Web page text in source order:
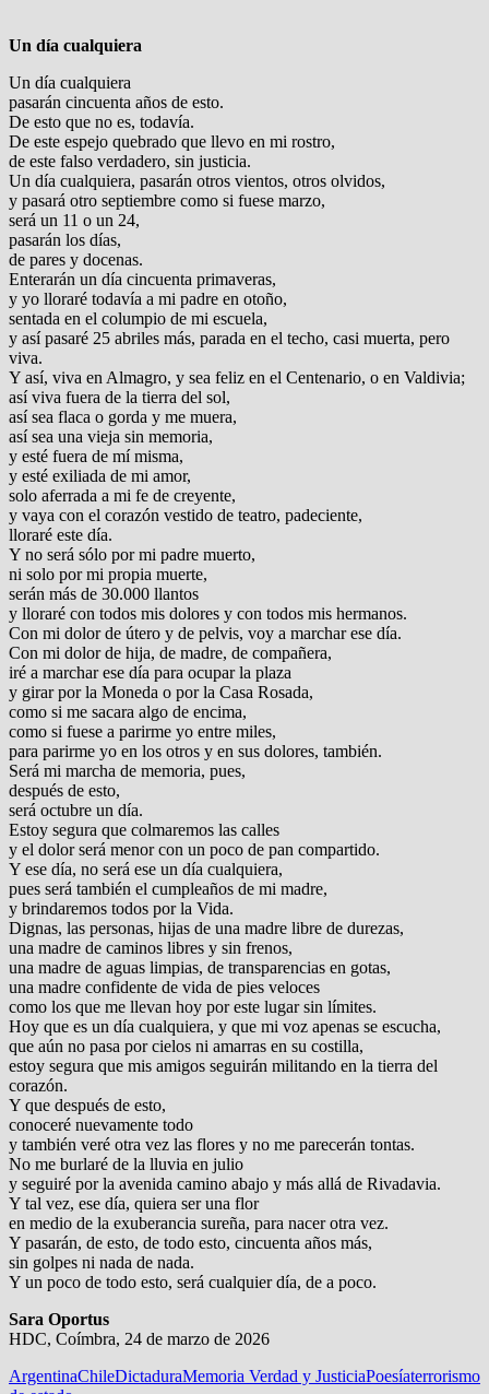
Un día cualquiera
Un día cualquiera
pasarán cincuenta años de esto.
De esto que no es, todavía.
De este espejo quebrado que llevo en mi rostro,
de este falso verdadero, sin justicia.
Un día cualquiera, pasarán otros vientos, otros olvidos,
y pasará otro septiembre como si fuese marzo,
será un 11 o un 24,
pasarán los días,
de pares y docenas.
Enterarán un día cincuenta primaveras,
y yo lloraré todavía a mi padre en otoño,
sentada en el columpio de mi escuela,
y así pasaré 25 abriles más, parada en el techo, casi muerta, pero
viva.
Y así, viva en Almagro, y sea feliz en el Centenario, o en Valdivia;
así viva fuera de la tierra del sol,
así sea flaca o gorda y me muera,
así sea una vieja sin memoria,
y esté fuera de mí misma,
y esté exiliada de mi amor,
solo aferrada a mi fe de creyente,
y vaya con el corazón vestido de teatro, padeciente,
lloraré este día.
Y no será sólo por mi padre muerto,
ni solo por mi propia muerte,
serán más de 30.000 llantos
y lloraré con todos mis dolores y con todos mis hermanos.
Con mi dolor de útero y de pelvis, voy a marchar ese día.
Con mi dolor de hija, de madre, de compañera,
iré a marchar ese día para ocupar la plaza
y girar por la Moneda o por la Casa Rosada,
como si me sacara algo de encima,
como si fuese a parirme yo entre miles,
para parirme yo en los otros y en sus dolores, también.
Será mi marcha de memoria, pues,
después de esto,
será octubre un día.
Estoy segura que colmaremos las calles
y el dolor será menor con un poco de pan compartido.
Y ese día, no será ese un día cualquiera,
pues será también el cumpleaños de mi madre,
y brindaremos todos por la Vida.
Dignas, las personas, hijas de una madre libre de durezas,
una madre de caminos libres y sin frenos,
una madre de aguas limpias, de transparencias en gotas,
una madre confidente de vida de pies veloces
como los que me llevan hoy por este lugar sin límites.
Hoy que es un día cualquiera, y que mi voz apenas se escucha,
que aún no pasa por cielos ni amarras en su costilla,
estoy segura que mis amigos seguirán militando en la tierra del
corazón.
Y que después de esto,
conoceré nuevamente todo
y también veré otra vez las flores y no me parecerán tontas.
No me burlaré de la lluvia en julio
y seguiré por la avenida camino abajo y más allá de Rivadavia.
Y tal vez, ese día, quiera ser una flor
en medio de la exuberancia sureña, para nacer otra vez.
Y pasarán, de esto, de todo esto, cincuenta años más,
sin golpes ni nada de nada.
Y un poco de todo esto, será cualquier día, de a poco.
Sara Oportus
HDC, Coímbra, 24 de marzo de 2026
ArgentinaChileDictaduraMemoria Verdad y JusticiaPoesíaterrorismo